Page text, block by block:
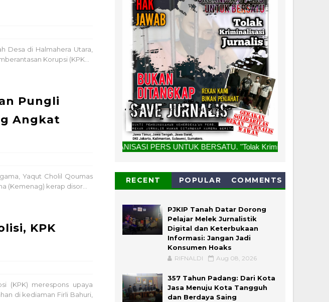
Desa di Halmahera Utara,
Korupsi (KPK...
Pungli
Angkat
Yaqut Cholil Qoumas
(Kemenag) kerap disor...
KPK
(KPK) merespons upaya
di kediaman Firli Bahuri,
LEMBAGA & ORGANISASI PERS UNTUK BERSATU. "Tolak Kriminalisasi Jurnalis, Rekan
RECENT POPULAR COMMENTS
PJKIP Tanah Datar Dorong
Pelajar Melek Jurnalistik
Digital dan Keterbukaan
Informasi: Jangan Jadi
Konsumen Hoaks
RIFNALDI Aug 08, 2026
357 Tahun Padang: Dari Kota
Jasa Menuju Kota Tangguh
dan Berdaya Saing